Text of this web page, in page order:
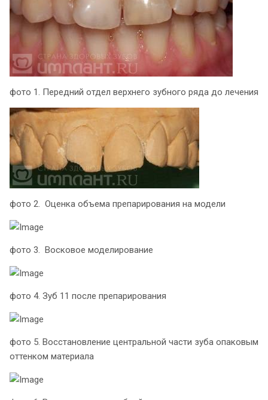
фото 1. Передний отдел верхнего зубного ряда до лечения
фото 2. Оценка объема препарирования на модели
фото 3. Восковое моделирование
фото 4. Зуб 11 после препарирования
фото 5. Восстановление центральной части зуба опаковым
оттенком материала